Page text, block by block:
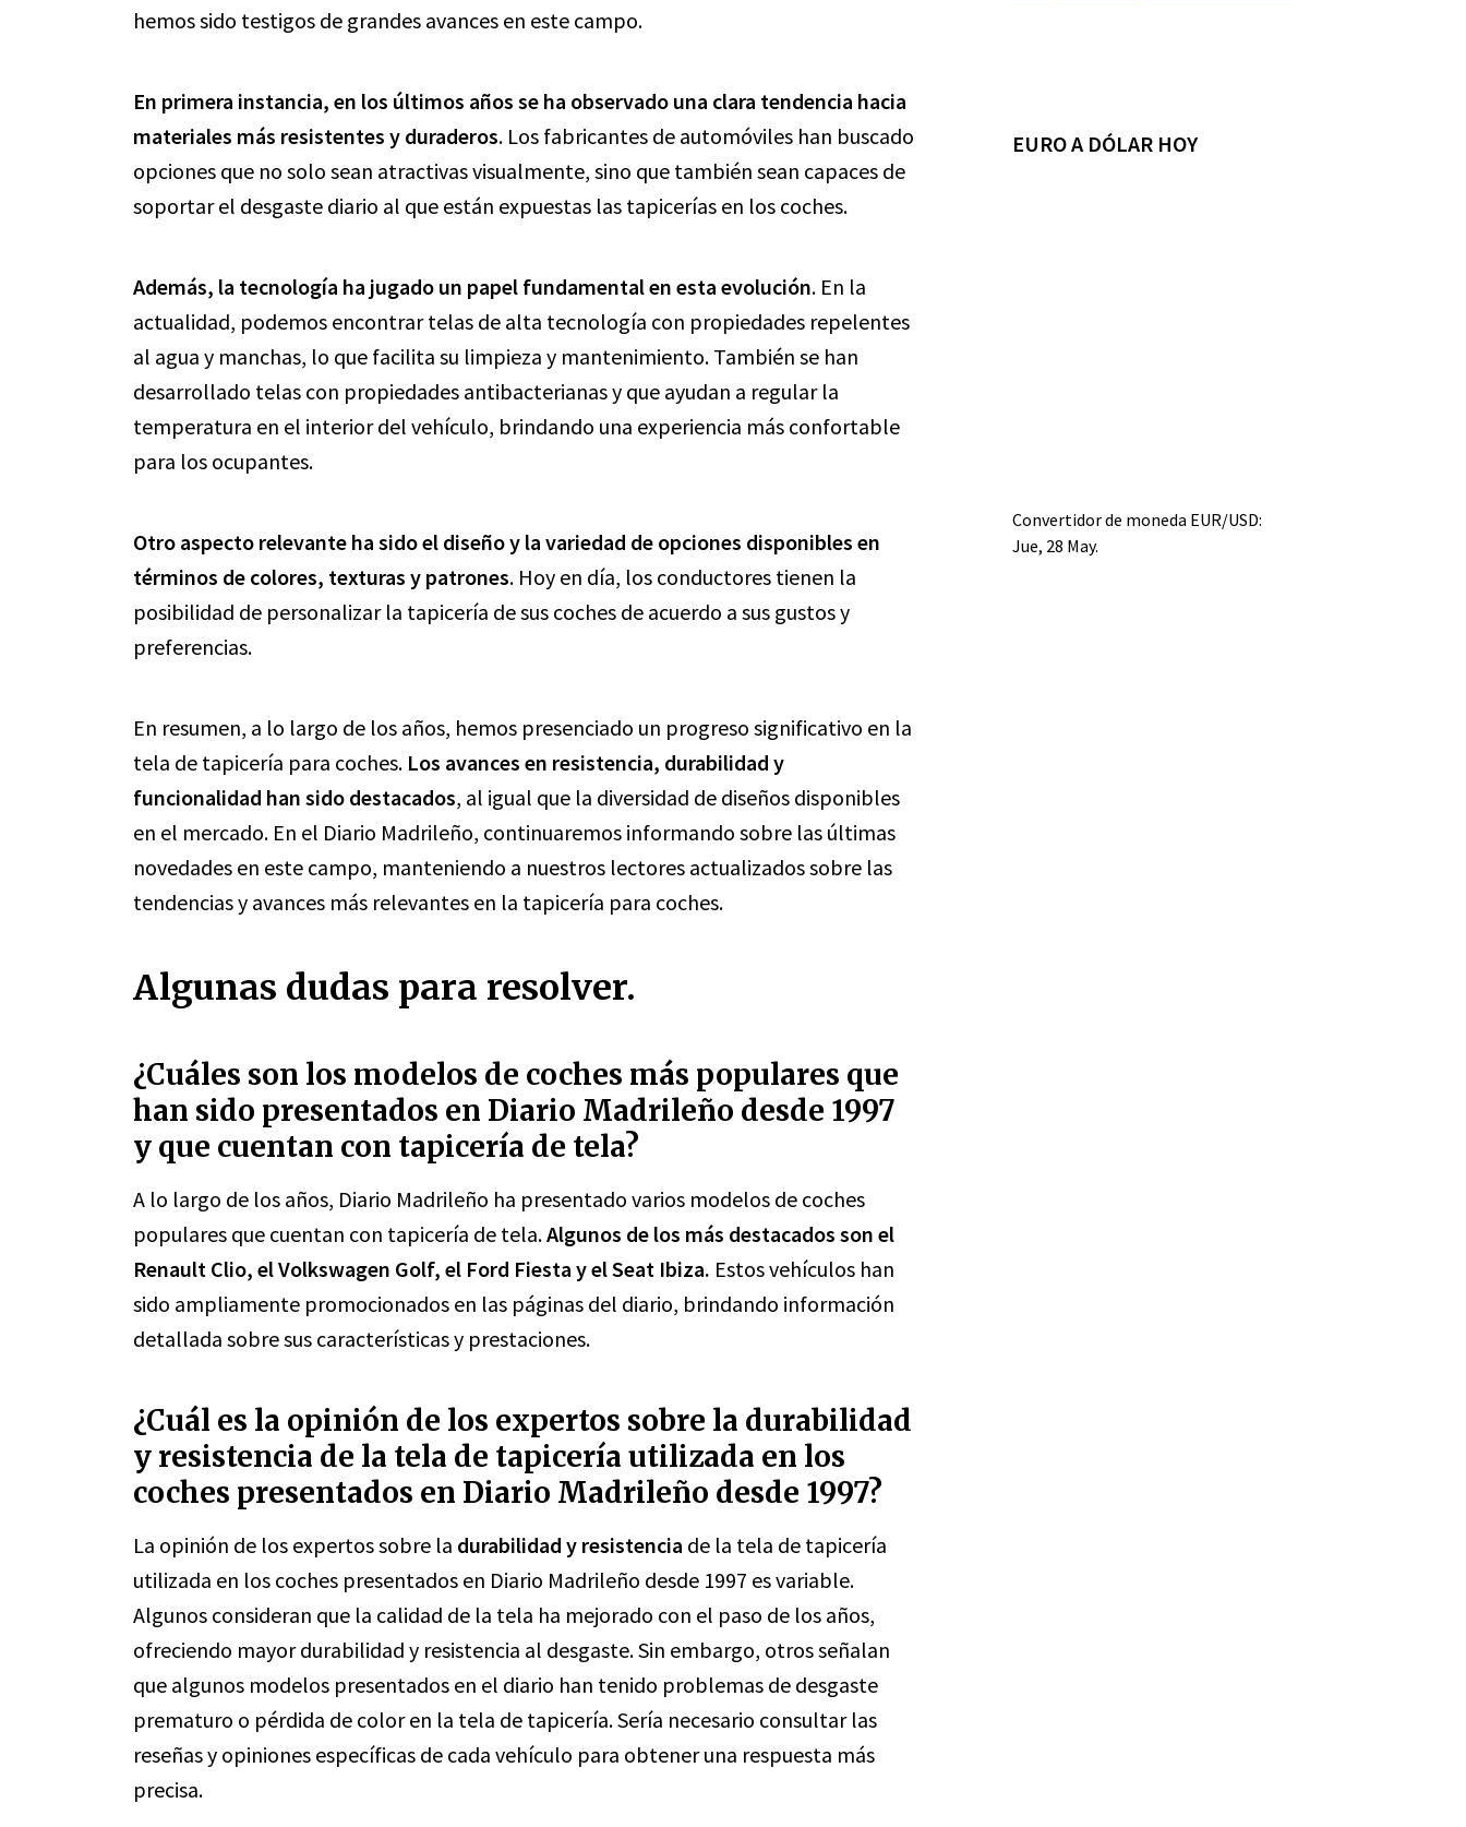
hemos sido testigos de grandes avances en este campo.
En primera instancia, en los últimos años se ha observado una clara tendencia hacia
materiales más resistentes y duraderos. Los fabricantes de automóviles han buscado
opciones que no solo sean atractivas visualmente, sino que también sean capaces de
soportar el desgaste diario al que están expuestas las tapicerías en los coches.
Además, la tecnología ha jugado un papel fundamental en esta evolución. En la
actualidad, podemos encontrar telas de alta tecnología con propiedades repelentes
al agua y manchas, lo que facilita su limpieza y mantenimiento. También se han
desarrollado telas con propiedades antibacterianas y que ayudan a regular la
temperatura en el interior del vehículo, brindando una experiencia más confortable
para los ocupantes.
Otro aspecto relevante ha sido el diseño y la variedad de opciones disponibles en
términos de colores, texturas y patrones. Hoy en día, los conductores tienen la
posibilidad de personalizar la tapicería de sus coches de acuerdo a sus gustos y
preferencias.
En resumen, a lo largo de los años, hemos presenciado un progreso significativo en la
tela de tapicería para coches. Los avances en resistencia, durabilidad y
funcionalidad han sido destacados, al igual que la diversidad de diseños disponibles
en el mercado. En el Diario Madrileño, continuaremos informando sobre las últimas
novedades en este campo, manteniendo a nuestros lectores actualizados sobre las
tendencias y avances más relevantes en la tapicería para coches.
Algunas dudas para resolver.
¿Cuáles son los modelos de coches más populares que
han sido presentados en Diario Madrileño desde 1997
y que cuentan con tapicería de tela?
A lo largo de los años, Diario Madrileño ha presentado varios modelos de coches
populares que cuentan con tapicería de tela.Algunos de los más destacados son el
Renault Clio, el Volkswagen Golf, el Ford Fiesta y el Seat Ibiza. Estos vehículos han
sido ampliamente promocionados en las páginas del diario, brindando información
detallada sobre sus características y prestaciones.
¿Cuál es la opinión de los expertos sobre la durabilidad
y resistencia de la tela de tapicería utilizada en los
coches presentados en Diario Madrileño desde 1997?
La opinión de los expertos sobre la durabilidad y resistencia de la tela de tapicería
utilizada en los coches presentados en Diario Madrileño desde 1997 es variable.
Algunos consideran que la calidad de la tela ha mejorado con el paso de los años,
ofreciendo mayor durabilidad y resistencia al desgaste. Sin embargo, otros señalan
que algunos modelos presentados en el diario han tenido problemas de desgaste
prematuro o pérdida de color en la tela de tapicería. Sería necesario consultar las
reseñas y opiniones específicas de cada vehículo para obtener una respuesta más
precisa.
EURO A DÓLAR HOY
Convertidor de moneda EUR/USD:
Jue, 28 May.